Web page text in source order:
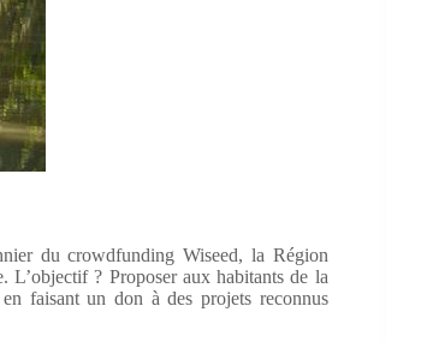
du crowdfunding Wiseed, la Région
L’objectif ? Proposer aux habitants de la
faisant un don à des projets reconnus